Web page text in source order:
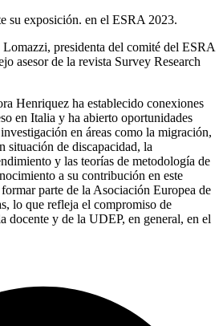
su exposición. en el ESRA 2023.
presidenta del comité del ESRA
asesor de la revista Survey Research
Henriquez ha establecido conexiones
en Italia y ha abierto oportunidades
en áreas como la migración,
situación de discapacidad, la
y las teorías de metodología de
a su contribución en este
parte de la Asociación Europea de
lo que refleja el compromiso de
docente y de la UDEP, en general, en el